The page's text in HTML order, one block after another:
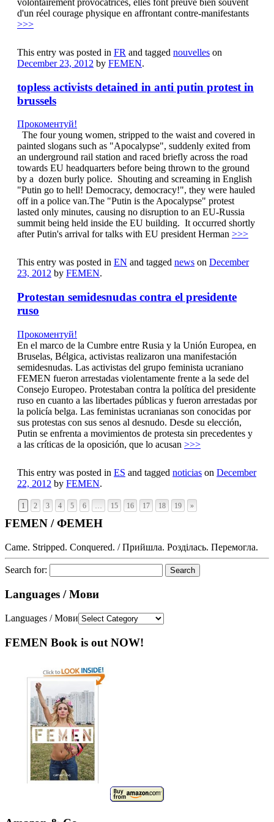
volontairement provocatrices, elles font preuve bien souvent
d'un réel courage physique en affrontant contre-manifestants
>>>
This entry was posted in FR and tagged nouvelles on
December 23, 2012 by FEMEN.
topless activists detained in anti putin protest in
brussels
Прокоментуй!
The four young women, stripped to the waist and covered in
painted slogans such as "Apocalypse", suddenly exited from
an underground rail station and raced briefly across the road
towards EU headquarters before being thrown to the ground
by a dozen burly police. Shouting and screaming in English
"Putin go to hell! Democracy, democracy!", they were hauled
off in a police van.The "Putin is the Apocalypse" protest
lasted only minutes, causing no disruption to an EU-Russia
summit being held inside the EU building. It occurred shortly
after Putin's arrival for talks with EU president Herman >>>
This entry was posted in EN and tagged news on December
23, 2012 by FEMEN.
Protestan semidesnudas contra el presidente
ruso
Прокоментуй!
En el marco de la Cumbre entre Rusia y la Unión Europea, en
Bruselas, Bélgica, activistas realizaron una manifestación
semidesnudas. Las activistas del grupo feminista ucraniano
FEMEN fueron arrestadas violentamente frente a la sede del
Consejo Europeo. Protestaban contra la política del presidente
ruso en cuanto a las libertades públicas y fueron arrestadas por
la policía belga. Las feministas ucranianas son conocidas por
sus protestas con sus senos al desnudo. Desde su elección,
Putin se enfrenta a movimientos de protesta sin precedentes y
a las críticas de la oposición, que lo acusan >>>
This entry was posted in ES and tagged noticias on December
22, 2012 by FEMEN.
1 2 3 4 5 6 … 15 16 17 18 19 »
FEMEN / ФЕМЕН
Came. Stripped. Conquered. / Прийшла. Розділась. Перемогла.
Search for:
Languages / Мови
Languages / Мови
FEMEN Book is out NOW!